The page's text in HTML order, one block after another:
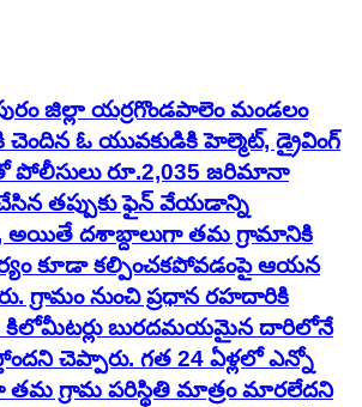
జిల్లా యర్రగొండపాలెం మండలం
చెందిన ఓ యువకుడికి హెల్మెట్, డ్రైవింగ్
పోలీసులు రూ.2,035 జరిమానా
తప్పుకు ఫైన్ వేయడాన్ని
అయితే దశాబ్దాలుగా తమ గ్రామానికి
కూడా కల్పించకపోవడంపై ఆయన
గ్రామం నుంచి ప్రధాన రహదారికి
కిలోమీటర్లు బురదమయమైన దారిలోనే
చెప్పారు. గత 24 ఏళ్లలో ఎన్నో
తమ గ్రామ పరిస్థితి మాత్రం మారలేదని